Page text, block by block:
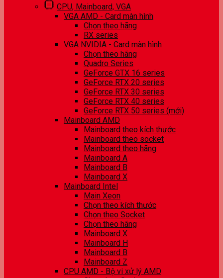
CPU, Mainboard, VGA
VGA AMD - Card màn hình
Chọn theo hãng
RX series
VGA NVIDIA - Card màn hình
Chọn theo hãng
Quadro Series
GeForce GTX 16 series
GeForce RTX 20 series
GeForce RTX 30 series
GeForce RTX 40 series
GeForce RTX 50 series (mới)
Mainboard AMD
Mainboard theo kích thước
Mainboard theo socket
Mainboard theo hãng
Mainboard A
Mainboard B
Mainboard X
Mainboard Intel
Main Xeon
Chọn theo kích thước
Chọn theo Socket
Chọn theo hãng
Mainboard X
Mainboard H
Mainboard B
Mainboard Z
CPU AMD - Bộ vi xử lý AMD